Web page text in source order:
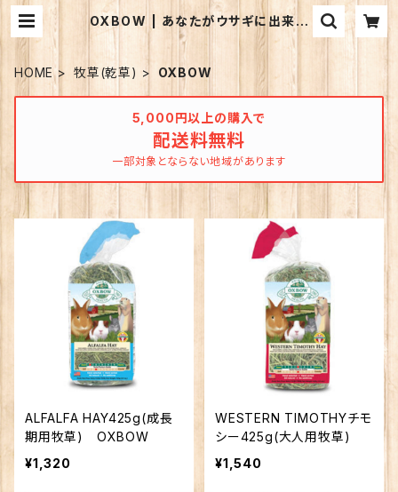
OXBOW | あなたがウサギに出来る
HOME 牧草(乾草) OXBOW
5,000円以上の購入で
配送料無料
一部対象とならない地域があります
ALFALFA HAY425g(成長
期用牧草) OXBOW
¥1,320
WESTERN TIMOTHYチモ
シー425g(大人用牧草)
¥1,540